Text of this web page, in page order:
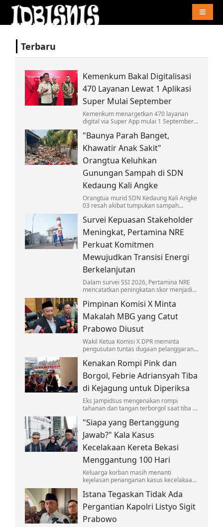
Terbaru
Kemenkum Bakal Digitalisasi
470 Layanan Lewat 1 Aplikasi
Super Mulai September
Kemenkum menargetkan 470 layanan
digital via Super App mulai 1 September,
Prabowo dan mudahkan akses
masyarakat.
"Baunya Parah Banget,
Khawatir Anak Sakit"
Orangtua Keluhkan
Gunungan Sampah di SDN
Kedaung Kali Angke
Orangtua murid SDN Kedaung Kali Angke
03 resah akibat tumpukan sampah
menyengat dan ancaman penyakit hantui
anak-anak.
Survei Kepuasan Stakeholder
Meningkat, Pertamina NRE
Perkuat Komitmen
Mewujudkan Transisi Energi
Berkelanjutan
Dalam survei SSI 2026, Pertamina NRE
mencatatkan peningkatan skor menjadi
kategori Baik.
Pimpinan Komisi X Minta
Makalah MBG yang Catut
Prabowo Diusut
Wakil Ketua Komisi X DPR meminta
pengusutan tuntas dugaan pelanggaran
Gratis' untuk Nobel yang catut nama
Prabowo.
Kenakan Rompi Pink dan
Borgol, Febrie Adriansyah Tiba
di Kejagung untuk Diperiksa
Eks Jampidsus mengenakan rompi
tahanan dan tangan terborgol saat tiba di
tersangka kasus TPPU.
"Siapa yang Bertanggung
Jawab?" Kala Kasus
Kecelakaan Kereta Bekasi
Menggantung 100 Hari
Keluarga korban masih menanti
kejelasan penanganan kasus kecelakaan
dan KRL di Stasiun Bekasi Timur.
Istana Tegaskan Tidak Ada
Pergantian Kapolri Listyo Sigit
Prabowo